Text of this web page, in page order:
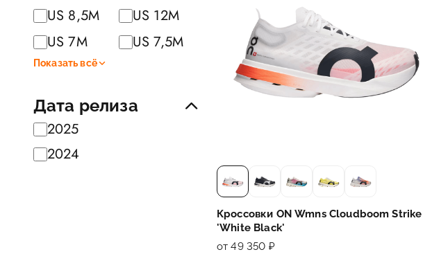
US 8,5M
US 12M
US 7M
US 7,5M
Показать всё
Дата релиза
2025
2024
Кроссовки ON Wmns Cloudboom Strike
'White Black'
от 49 350 ₽